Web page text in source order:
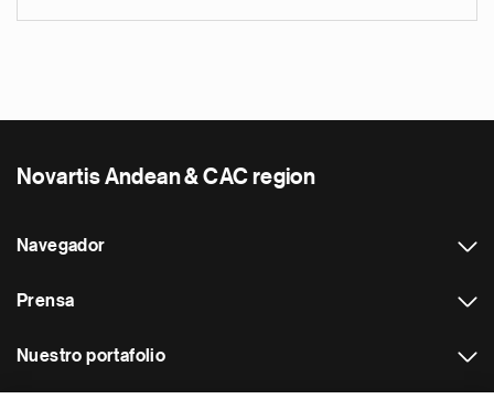
Novartis Andean & CAC region
Navegador
Prensa
Nuestro portafolio